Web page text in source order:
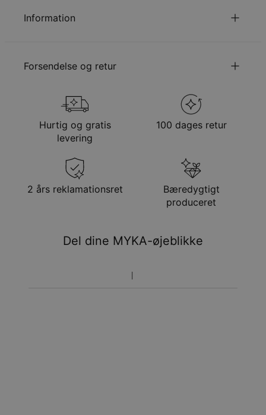
Information
Udmålinger
5.08mm - 10.16mm
Stil/kollektion
Navnehalskæde Kollektion
Hypoallergenisk
Forsendelse og retur
forsendelsesmetode
Metode Anslået leveringsdato
Gratis levering
tir. 25. aug. - ons. 26.
Hastelevering
søn. 16. aug. - tir. 18.
aug.
Du vil ikke blive opkrævet yderligere afgifter.
Vær opmærksom på at tidsperioden nævnt ovenfor er
Hurtig og gratis
levering
100 dages retur
2 års reklamationsret
Bæredygtigt
produceret
Del dine MYKA-øjeblikke